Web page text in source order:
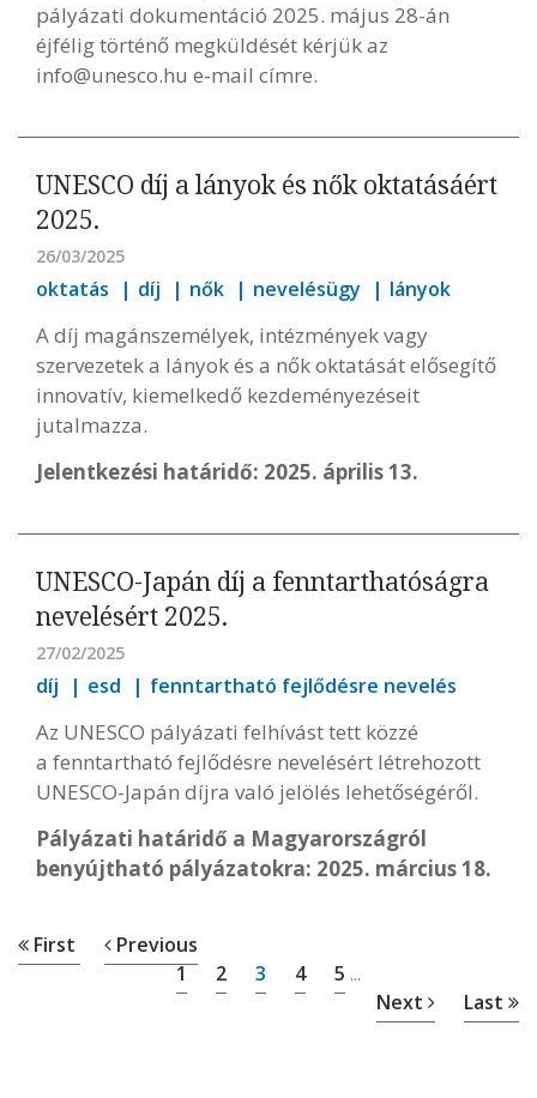
pályázati dokumentáció 2025. május 28-án
éjfélig történő megküldését kérjük az
info@unesco.hu e-mail címre.
UNESCO díj a lányok és nők oktatásáért
2025.
26/03/2025
oktatás díj nők nevelésügy lányok
A díj magánszemélyek, intézmények vagy
szervezetek a lányok és a nők oktatását elősegítő
innovatív, kiemelkedő kezdeményezéseit
jutalmazza.
Jelentkezési határidő: 2025. április 13.
UNESCO-Japán díj a fenntarthatóságra
nevelésért 2025.
27/02/2025
díj esd fenntartható fejlődésre nevelés
Az UNESCO pályázati felhívást tett közzé
a fenntartható fejlődésre nevelésért létrehozott
UNESCO-Japán díjra való jelölés lehetőségéről.
Pályázati határidő a Magyarországról
benyújtható pályázatokra: 2025. március 18.
First
Previous
1
2 3 4 5 ...
Next Last